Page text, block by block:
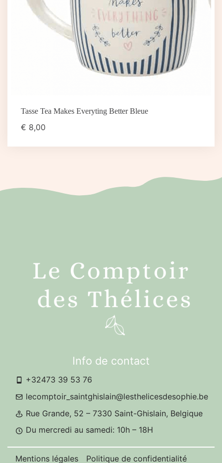
Tasse Tea Makes Everyting Better Bleue
€ 8,00
Info de contact
+32473 39 53 76
lecomptoir_saintghislain@lesthelicesdesophie.be
Rue Grande, 52 – 7330 Saint-Ghislain, Belgique
Du mercredi au samedi: 10h – 18H
Mentions légales Politique de confidentialité